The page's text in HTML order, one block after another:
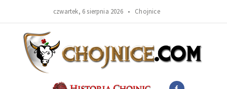
czwartek, 6 sierpnia 2026 • Chojnice